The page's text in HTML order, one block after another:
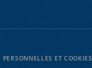
PERSONNELLES ET COOKIES